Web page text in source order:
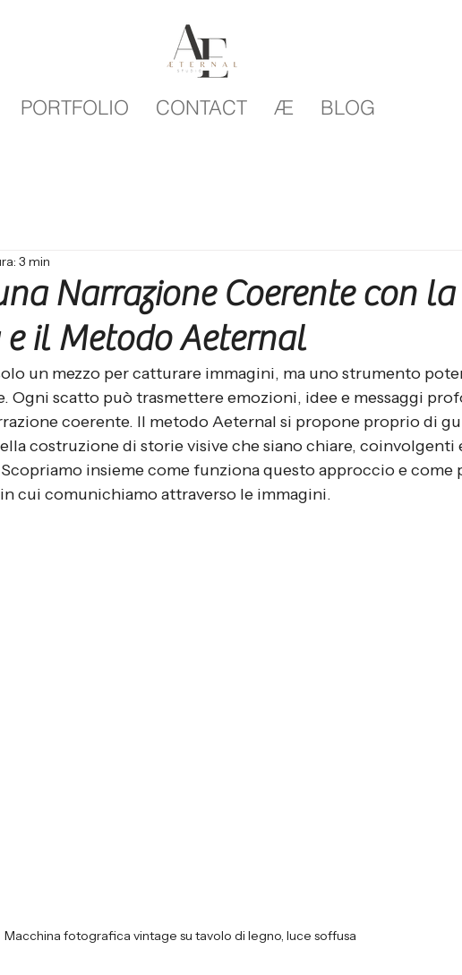
PORTFOLIO CONTACT Æ BLOG
Narrazione Coerente con la
il Metodo Aeternal
3 min
un mezzo per catturare immagini, ma uno strumento
Ogni scatto può trasmettere emozioni, idee e messaggi
coerente. Il metodo Aeternal si propone proprio di
costruzione di storie visive che siano chiare, coinvolgenti
insieme come funziona questo approccio e come
cui comunichiamo attraverso le immagini.
Macchina fotografica vintage su tavolo di legno, luce soffusa